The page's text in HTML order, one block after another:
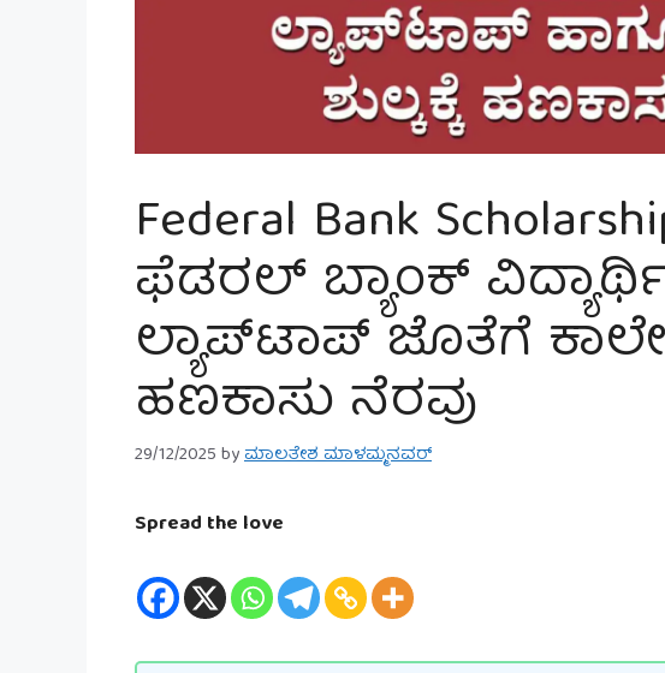
Federal Bank
ಫೆಡರಲ್ ಬ್ಯಾಂಕ್
ಲ್ಯಾಪ್‌ಟಾಪ್ ಜೊತೆಗೆ
ಹಣಕಾಸು ನೆರವು
29/12/2025byಮಾಲತೇಶ ಮಾಳಮ್ಮನವರ್
Spread the love